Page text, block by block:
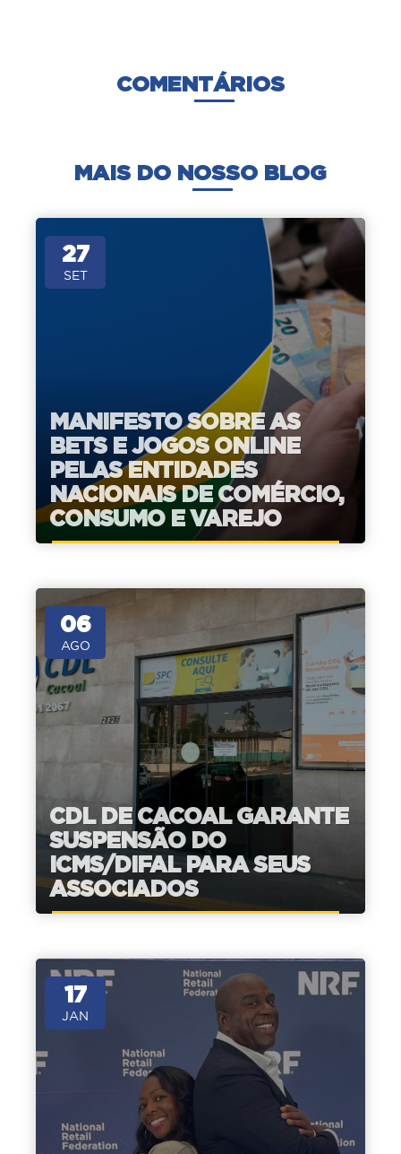
COMENTÁRIOS
MAIS DO NOSSO BLOG
27
SET
MANIFESTO SOBRE AS
BETS E JOGOS ONLINE
PELAS ENTIDADES
NACIONAIS DE COMÉRCIO,
CONSUMO E VAREJO
06
AGO
CDL DE CACOAL GARANTE
SUSPENSÃO DO
ICMS/DIFAL PARA SEUS
ASSOCIADOS
17
JAN